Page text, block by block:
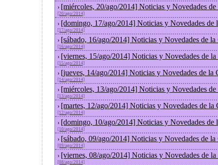
› [miércoles, 20/ago/2014] Noticias y Novedades
[20/ago/2014]
› [domingo, 17/ago/2014] Noticias y Novedades de
[17/ago/2014]
› [sábado, 16/ago/2014] Noticias y Novedades de
[16/ago/2014]
› [viernes, 15/ago/2014] Noticias y Novedades de
[15/ago/2014]
› [jueves, 14/ago/2014] Noticias y Novedades de la
[14/ago/2014]
› [miércoles, 13/ago/2014] Noticias y Novedades
[13/ago/2014]
› [martes, 12/ago/2014] Noticias y Novedades de la
[12/ago/2014]
› [domingo, 10/ago/2014] Noticias y Novedades de
[10/ago/2014]
› [sábado, 09/ago/2014] Noticias y Novedades de
[09/ago/2014]
› [viernes, 08/ago/2014] Noticias y Novedades de
[08/ago/2014]